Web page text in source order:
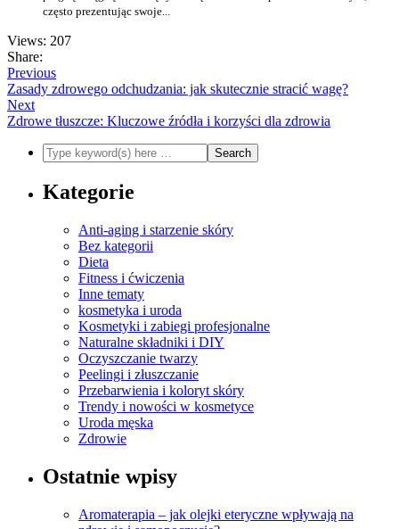
często prezentując swoje...
Views: 207
Share:
Previous
Zasady zdrowego odchudzania: jak skutecznie stracić wagę?
Next
Zdrowe tłuszcze: Kluczowe źródła i korzyści dla zdrowia
Kategorie
Anti-aging i starzenie skóry
Bez kategorii
Dieta
Fitness i ćwiczenia
Inne tematy
kosmetyka i uroda
Kosmetyki i zabiegi profesjonalne
Naturalne składniki i DIY
Oczyszczanie twarzy
Peelingi i złuszczanie
Przebarwienia i koloryt skóry
Trendy i nowości w kosmetyce
Uroda męska
Zdrowie
Ostatnie wpisy
Aromaterapia – jak olejki eteryczne wpływają na